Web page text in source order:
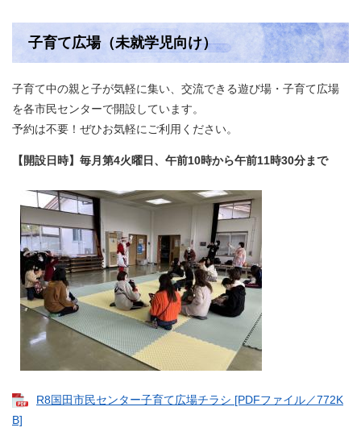
子育て広場（未就学児向け）
子育て中の親と子が気軽に集い、交流できる遊び場・子育て広場
を各市民センターで開設しています。
予約は不要！ぜひお気軽にご利用ください。
【開設日時】毎月第4火曜日、午前10時から午前11時30分まで
R8国田市民センター子育て広場チラシ [PDFファイル／772K
B]